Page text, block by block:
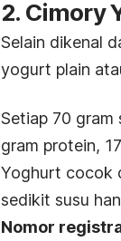
2. Cimory
Selain dikenal
yogurt plain
Setiap 70 gram
gram protein,
Yoghurt cocok
sedikit susu
Nomor